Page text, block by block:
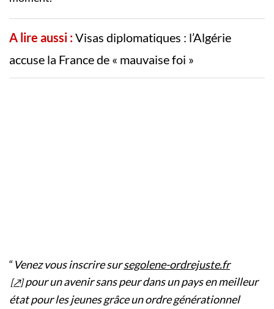
A lire aussi :Visas diplomatiques : l’Algérie
accuse la France de « mauvaise foi »
“Venez vous inscrire sursegolene-ordrejuste.fr
pour un avenir sans peur dans un pays en meilleur
état pour les jeunes grâce un ordre générationnel